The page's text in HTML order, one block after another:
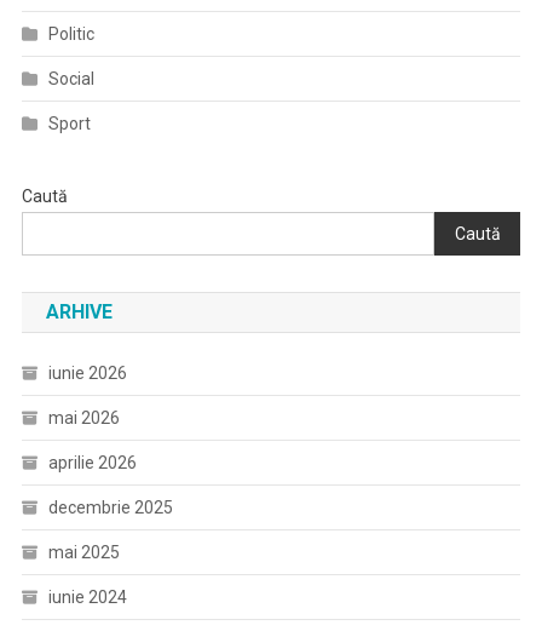
Politic
Social
Sport
Caută
Caută
ARHIVE
iunie 2026
mai 2026
aprilie 2026
decembrie 2025
mai 2025
iunie 2024